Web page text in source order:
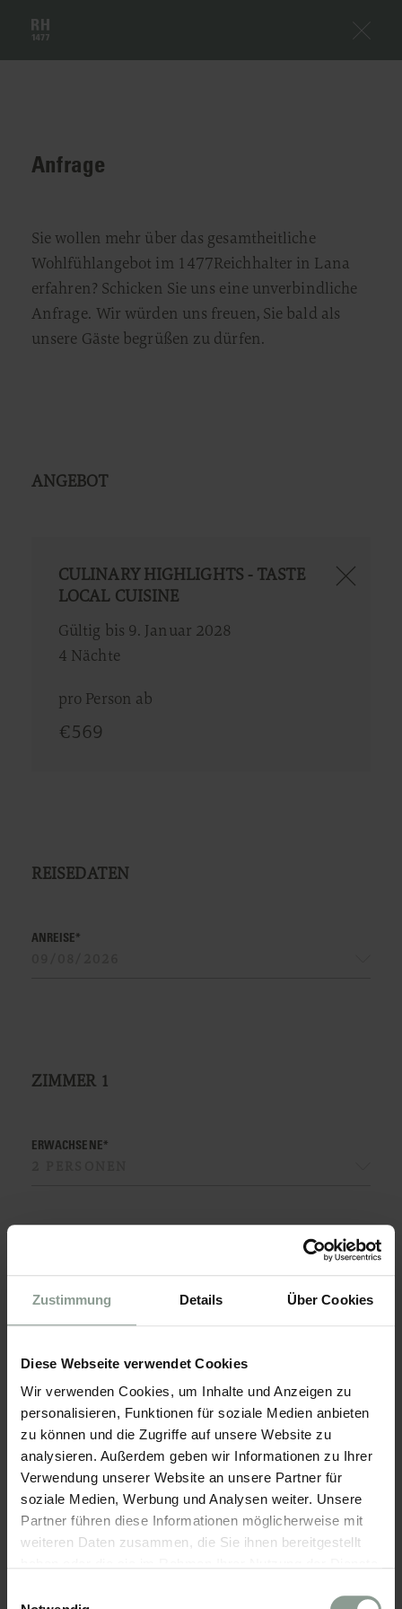
Zustimmung Details Über Cookies
Diese Webseite verwendet Cookies
Wir verwenden Cookies, um Inhalte und Anzeigen zu
personalisieren, Funktionen für soziale Medien anbieten
zu können und die Zugriffe auf unsere Website zu
analysieren. Außerdem geben wir Informationen zu Ihrer
Verwendung unserer Website an unsere Partner für
soziale Medien, Werbung und Analysen weiter. Unsere
Partner führen diese Informationen möglicherweise mit
weiteren Daten zusammen, die Sie ihnen bereitgestellt
Anfrage
Sie wollen mehr über das gesamtheitliche
Wohlfühlangebot im 1477Reichhalter in Lana
erfahren? Schicken Sie uns eine unverbindliche
Anfrage. Wir würden uns freuen, Sie bald als
unsere Gäste begrüßen zu dürfen.
ANGEBOT
CULINARY HIGHLIGHTS - TASTE
LOCAL CUISINE
Gültig bis 9. Januar 2028
4 Nächte
pro Person ab
€569
REISEDATEN
ANREISE*
ZIMMER 1
ERWACHSENE*
VERPFLEGUNG*
ZIMMER HINZUFÜGEN